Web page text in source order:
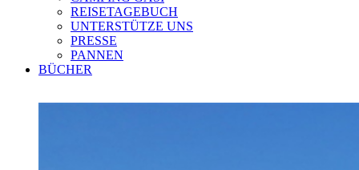
REISETAGEBUCH
UNTERSTÜTZE UNS
PRESSE
PANNEN
BÜCHER